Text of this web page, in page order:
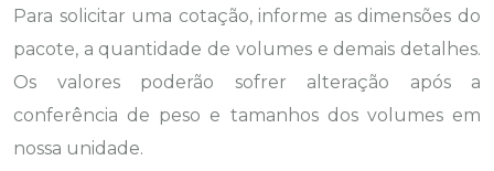
Para solicitar uma cotação, informe as dimensões do
pacote, a quantidade de volumes e demais detalhes.
Os valores poderão sofrer alteração após a
conferência de peso e tamanhos dos volumes em
nossa unidade.